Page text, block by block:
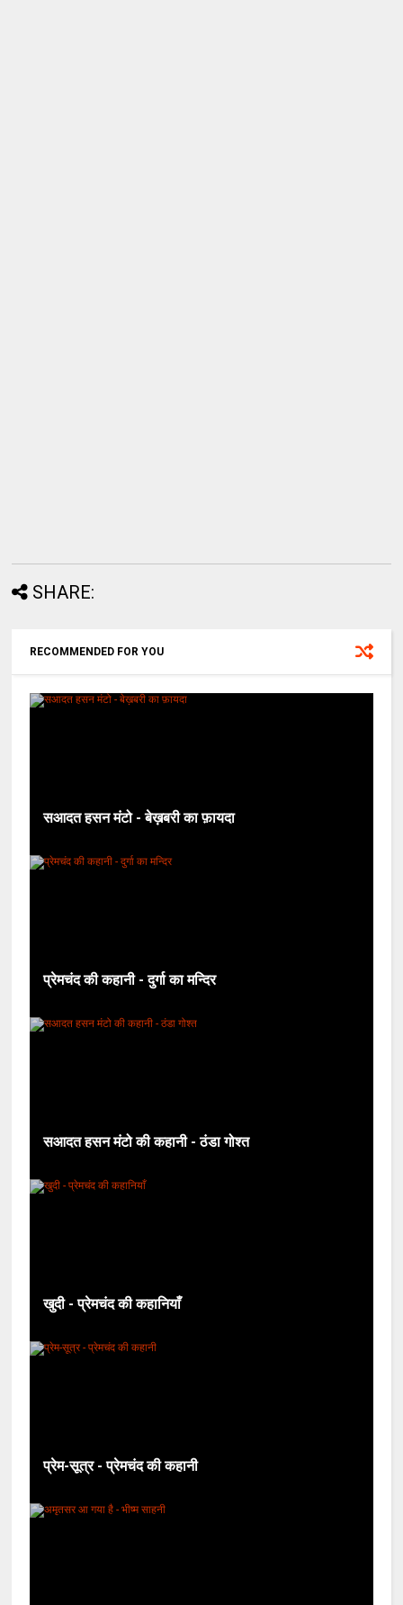
SHARE:
RECOMMENDED FOR YOU
सआदत हसन मंटो - बेख़बरी का फ़ायदा
प्रेमचंद की कहानी - दुर्गा का मन्दिर
सआदत हसन मंटो की कहानी - ठंडा गोश्त
खुदी - प्रेमचंद की कहानियाँ
प्रेम-सूत्र - प्रेमचंद की कहानी